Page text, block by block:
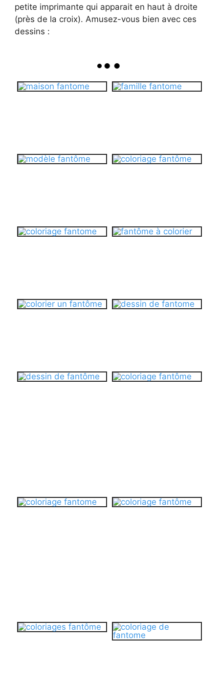
petite imprimante qui apparait en haut à droite
(près de la croix). Amusez-vous bien avec ces
dessins :